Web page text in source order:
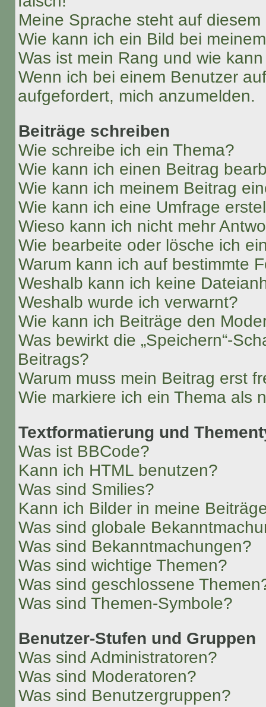
Meine Sprache steht auf
Wie kann ich ein Bild bei
Was ist mein Rang und wie
Wenn ich bei einem Benutzer
aufgefordert, mich anzumelden.
Beiträge schreiben
Wie schreibe ich ein Thema?
Wie kann ich einen Beitrag
Wie kann ich meinem Beitrag
Wie kann ich eine Umfrage
Wieso kann ich nicht mehr
Wie bearbeite oder lösche ich
Warum kann ich auf bestimmte
Weshalb kann ich keine
Weshalb wurde ich verwarnt?
Wie kann ich Beiträge den
Was bewirkt die „Speichern“-
Beitrags?
Warum muss mein Beitrag erst
Wie markiere ich ein Thema als
Textformatierung und
Was ist BBCode?
Kann ich HTML benutzen?
Was sind Smilies?
Kann ich Bilder in meine
Was sind globale
Was sind Bekanntmachungen?
Was sind wichtige Themen?
Was sind geschlossene
Was sind Themen-Symbole?
Benutzer-Stufen und Gruppen
Was sind Administratoren?
Was sind Moderatoren?
Was sind Benutzergruppen?